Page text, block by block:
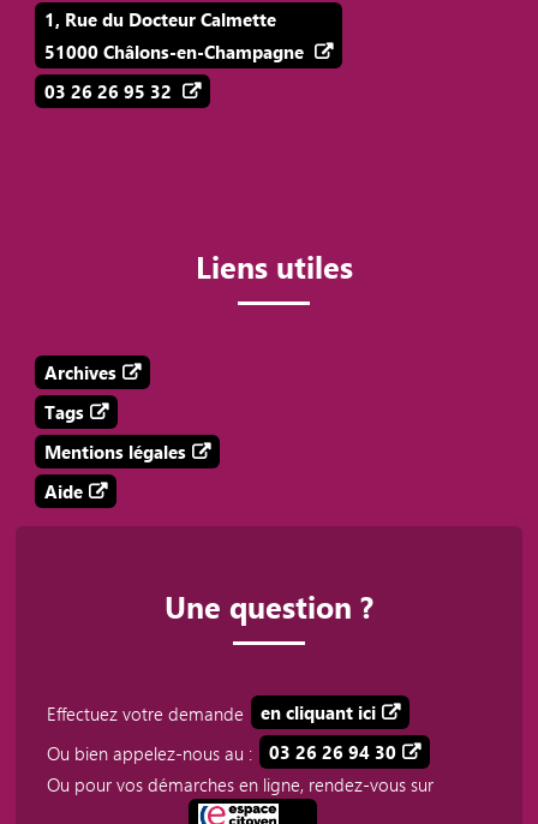
1, Rue du Docteur Calmette
51000 Châlons-en-Champagne
03 26 26 95 32
Liens utiles
Archives
Tags
Mentions légales
Aide
Une question ?
Effectuez votre demande
en cliquant ici
Ou bien appelez-nous au :
03 26 26 94 30
Ou pour vos démarches en ligne, rendez-vous sur